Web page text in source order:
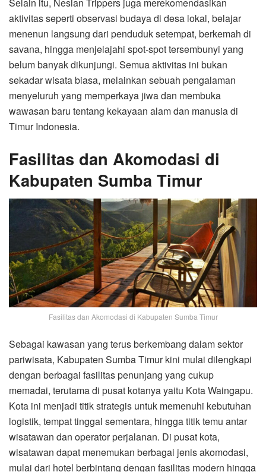
aktivitas seperti observasi budaya di desa lokal, belajar
menenun langsung dari penduduk setempat, berkemah di
savana, hingga menjelajahi spot-spot tersembunyi yang
belum banyak dikunjungi. Semua aktivitas ini bukan
sekadar wisata biasa, melainkan sebuah pengalaman
menyeluruh yang memperkaya jiwa dan membuka
wawasan baru tentang kekayaan alam dan manusia di
Timur Indonesia.
Fasilitas dan Akomodasi di
Kabupaten Sumba Timur
Fasilitas dan Akomodasi di Kabupaten Sumba Timur
Sebagai kawasan yang terus berkembang dalam sektor
pariwisata, Kabupaten Sumba Timur kini mulai dilengkapi
dengan berbagai fasilitas penunjang yang cukup
memadai, terutama di pusat kotanya yaitu Kota Waingapu.
Kota ini menjadi titik strategis untuk memenuhi kebutuhan
logistik, tempat tinggal sementara, hingga titik temu antar
wisatawan dan operator perjalanan. Di pusat kota,
wisatawan dapat menemukan berbagai jenis akomodasi,
mulai dari hotel berbintang dengan fasilitas modern hingga